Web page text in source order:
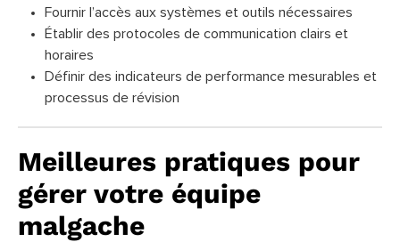
Fournir l’accès aux systèmes et outils nécessaires
Établir des protocoles de communication clairs et
horaires
Définir des indicateurs de performance mesurables et
processus de révision
Meilleures pratiques pour
gérer votre équipe
malgache